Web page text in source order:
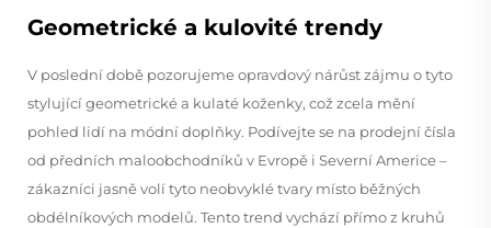
Geometrické a kulovité trendy
V poslední době pozorujeme opravdový nárůst zájmu o tyto
stylující geometrické a kulaté koženky, což zcela mění
pohled lidí na módní doplňky. Podívejte se na prodejní čísla
od předních maloobchodníků v Evropě i Severní Americe –
zákazníci jasně volí tyto neobvyklé tvary místo běžných
obdélníkových modelů. Tento trend vychází přímo z kruhů